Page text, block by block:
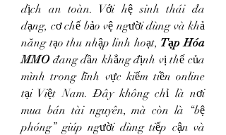
dịch an toàn. Với hệ sinh thái đa
dạng, cơ chế bảo vệ người dùng và khả
năng tạo thu nhập linh hoạt, Tạp Hóa
MMO đang dần khẳng định vị thế của
mình trong lĩnh vực kiếm tiền online
tại Việt Nam. Đây không chỉ là nơi
mua bán tài nguyên, mà còn là “bệ
phóng” giúp người dùng tiếp cận và